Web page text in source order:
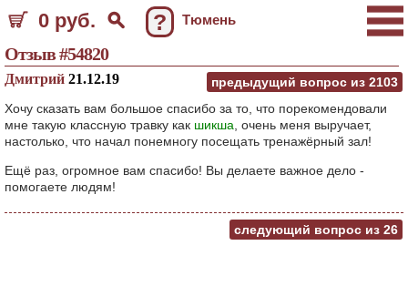
0 руб. ? Тюмень
Отзыв #54820
предыдущий вопрос из 2103
Дмитрий 21.12.19
Хочу сказать вам большое спасибо за то, что порекомендовали
мне такую классную травку как шикша , очень меня выручает,
настолько, что начал понемногу посещать тренажёрный зал!
Ещё раз, огромное вам спасибо! Вы делаете важное дело -
помогаете людям!
следующий вопрос из 26